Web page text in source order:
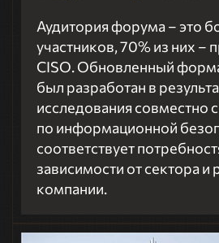
Аудитория форума – это
участников, 70% из них –
CISO. Обновленный
был разработан в
исследования совместно
по информационной
соответствует
зависимости от сектора и
компании.